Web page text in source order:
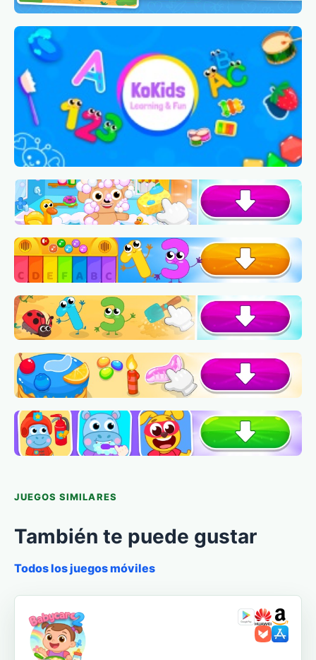
JUEGOS SIMILARES
También te puede gustar
Todos los juegos móviles